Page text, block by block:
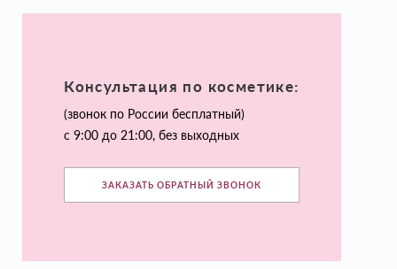
Консультация по косметике:
(звонок по России бесплатный)
с 9:00 до 21:00, без выходных
ЗАКАЗАТЬ ОБРАТНЫЙ ЗВОНОК